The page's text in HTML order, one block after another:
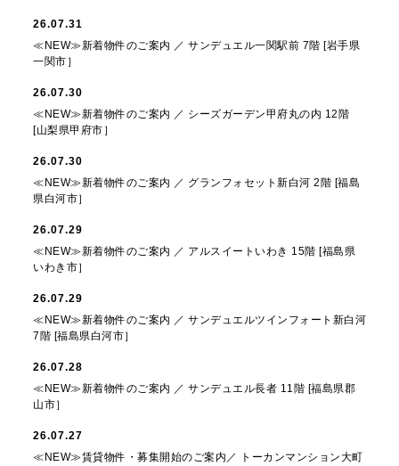
26.07.31
≪NEW≫新着物件のご案内 ／ サンデュエル一関駅前 7階 [岩手県
一関市］
26.07.30
≪NEW≫新着物件のご案内 ／ シーズガーデン甲府丸の内 12階
[山梨県甲府市］
26.07.30
≪NEW≫新着物件のご案内 ／ グランフォセット新白河 2階 [福島
県白河市］
26.07.29
≪NEW≫新着物件のご案内 ／ アルスイートいわき 15階 [福島県
いわき市］
26.07.29
≪NEW≫新着物件のご案内 ／ サンデュエルツインフォート新白河
7階 [福島県白河市］
26.07.28
≪NEW≫新着物件のご案内 ／ サンデュエル長者 11階 [福島県郡
山市］
26.07.27
≪NEW≫賃貸物件・募集開始のご案内／ トーカンマンション大町